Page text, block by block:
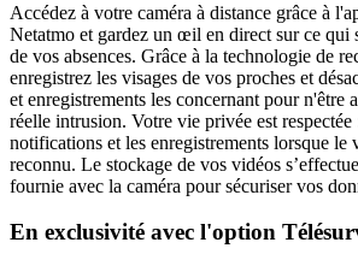
Accédez à votre caméra à distance grâce à
Netatmo et gardez un œil en direct sur ce qui
de vos absences. Grâce à la technologie de
enregistrez les visages de vos proches et
et enregistrements les concernant pour n'être
réelle intrusion. Votre vie privée est respectée
notifications et les enregistrements lorsque le
reconnu. Le stockage de vos vidéos
fournie avec la caméra pour sécuriser vos
En exclusivité avec l'option